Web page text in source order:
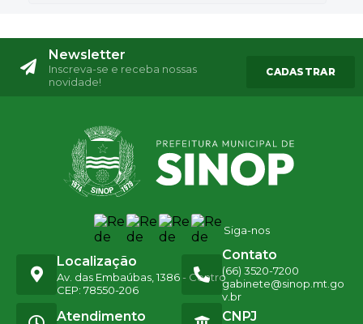
Newsletter
Inscreva-se e receba nossas
novidade!
CADASTRAR
Siga-nos
Localização
Av. das Embaúbas, 1386 - Centro
CEP: 78550-206
Contato
(66) 3520-7200
gabinete@sinop.mt.go
v.br
Atendimento CNPJ